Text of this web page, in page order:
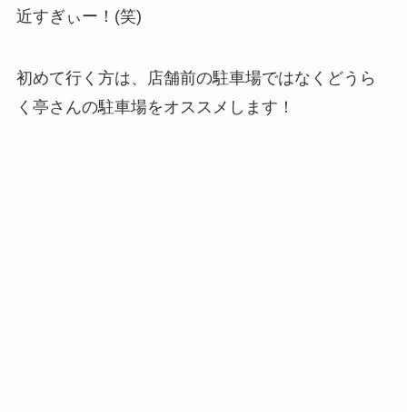
近すぎぃー！(笑)
初めて行く方は、店舗前の駐車場ではなくどうら
く亭さんの駐車場をオススメします！